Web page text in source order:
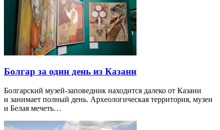
Болгар за один день из Казани
Болгарский музей-заповедник находится далеко от Казани
и занимает полный день. Археологическая территория, музеи
и Белая мечеть…